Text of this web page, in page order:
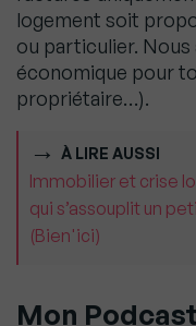
logement soit
ou particulier.
économique pour
propriétaire…).
À LIRE AUSSI
Immobilier et crise
qui s’assouplit un
(Bien'ici)
Mon